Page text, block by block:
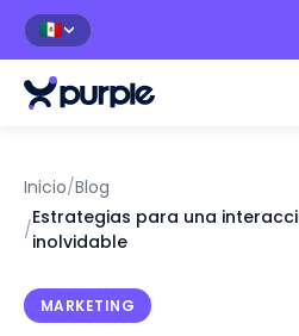
🇲🇽
Inicio/Blog
/
Estrategias para una
inolvidable
MARKETING